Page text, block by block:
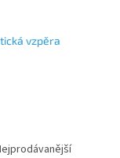
vzpěra